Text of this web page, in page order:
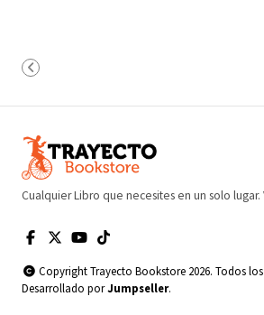
Cualquier Libro que necesites en un solo
Copyright Trayecto Bookstore 2026. Todos
Desarrollado porJumpseller.